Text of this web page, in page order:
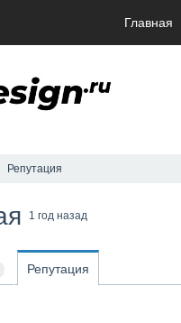
Главная
Репутация
1 год назад
Репутация